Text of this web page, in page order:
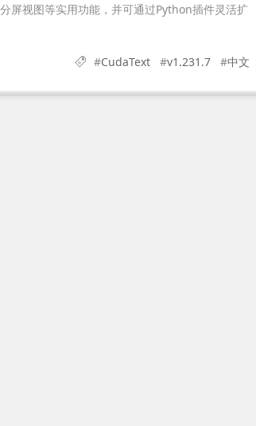
屏视图等实用功能，并可通过Python插件灵活扩
#CudaText #v1.231.7 #中文